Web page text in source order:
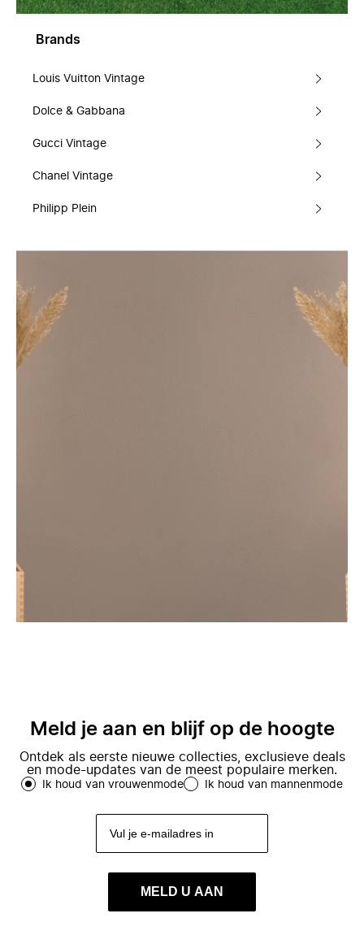
Brands
Louis Vuitton Vintage
Dolce & Gabbana
Gucci Vintage
Chanel Vintage
Philipp Plein
Meld je aan en blijf op de hoogte
Ontdek als eerste nieuwe collecties, exclusieve deals
en mode-updates van de meest populaire merken.
Ik houd van vrouwenmode Ik houd van mannenmode
MELD U AAN